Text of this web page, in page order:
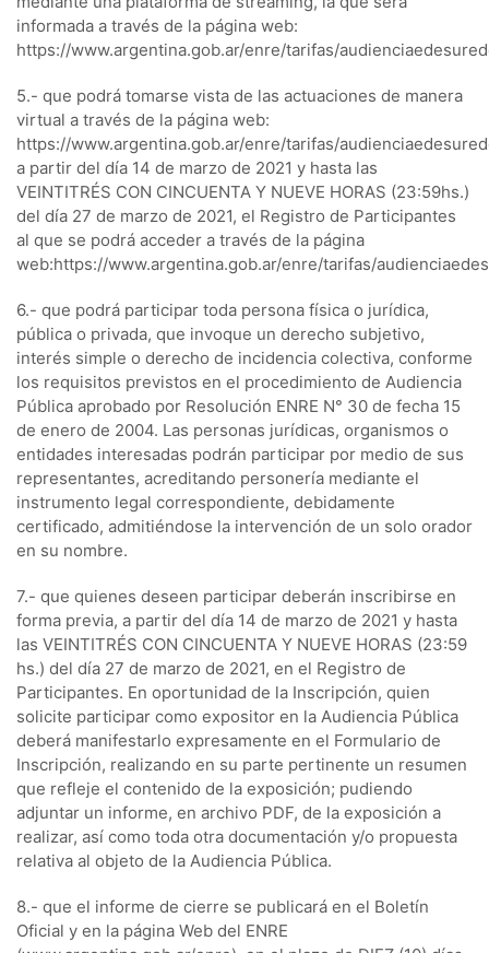
informada a través de la página web:
https://www.argentina.gob.ar/enre/tarifas/
5.- que podrá tomarse vista de las actuaciones de manera
virtual a través de la página web:
https://www.argentina.gob.ar/enre/tarifas/
a partir del día 14 de marzo de 2021 y hasta las
VEINTITRÉS CON CINCUENTA Y NUEVE HORAS (23:59hs.)
del día 27 de marzo de 2021, el Registro de Participantes
al que se podrá acceder a través de la página
web:https://www.argentina.gob.ar/enre/tarifas/
6.- que podrá participar toda persona física o jurídica,
pública o privada, que invoque un derecho subjetivo,
interés simple o derecho de incidencia colectiva, conforme
los requisitos previstos en el procedimiento de Audiencia
Pública aprobado por Resolución ENRE N° 30 de fecha 15
de enero de 2004. Las personas jurídicas, organismos o
entidades interesadas podrán participar por medio de sus
representantes, acreditando personería mediante el
instrumento legal correspondiente, debidamente
certificado, admitiéndose la intervención de un solo orador
en su nombre.
7.- que quienes deseen participar deberán inscribirse en
forma previa, a partir del día 14 de marzo de 2021 y hasta
las VEINTITRÉS CON CINCUENTA Y NUEVE HORAS (23:59
hs.) del día 27 de marzo de 2021, en el Registro de
Participantes. En oportunidad de la Inscripción, quien
solicite participar como expositor en la Audiencia Pública
deberá manifestarlo expresamente en el Formulario de
Inscripción, realizando en su parte pertinente un resumen
que refleje el contenido de la exposición; pudiendo
adjuntar un informe, en archivo PDF, de la exposición a
realizar, así como toda otra documentación y/o propuesta
relativa al objeto de la Audiencia Pública.
8.- que el informe de cierre se publicará en el Boletín
Oficial y en la página Web del ENRE